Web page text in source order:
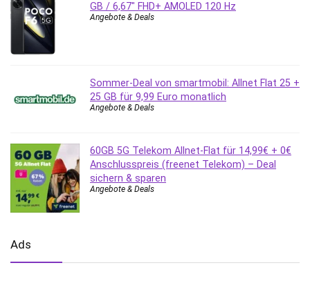
GB / 6,67″ FHD+ AMOLED 120 Hz
Angebote & Deals
Sommer-Deal von smartmobil: Allnet Flat 25 +
25 GB für 9,99 Euro monatlich
Angebote & Deals
60GB 5G Telekom Allnet-Flat für 14,99€ + 0€
Anschlusspreis (freenet Telekom) – Deal
sichern & sparen
Angebote & Deals
Ads